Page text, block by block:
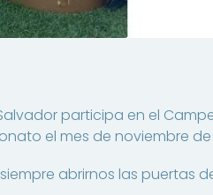
participa en el
el mes de noviembre
abrirnos las puertas